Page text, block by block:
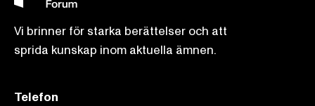
Vi brinner för starka berättelser och att
sprida kunskap inom aktuella ämnen.
Telefon